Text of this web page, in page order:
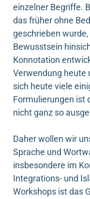
einzelner Begriffe.
das früher ohne
geschrieben
Bewusstsein
Konnotation
Verwendung heute
sich heute viele
Formulierungen ist
nicht ganz so
Daher wollen wir
Sprache und
insbesondere im
Integrations- und
Workshops ist das